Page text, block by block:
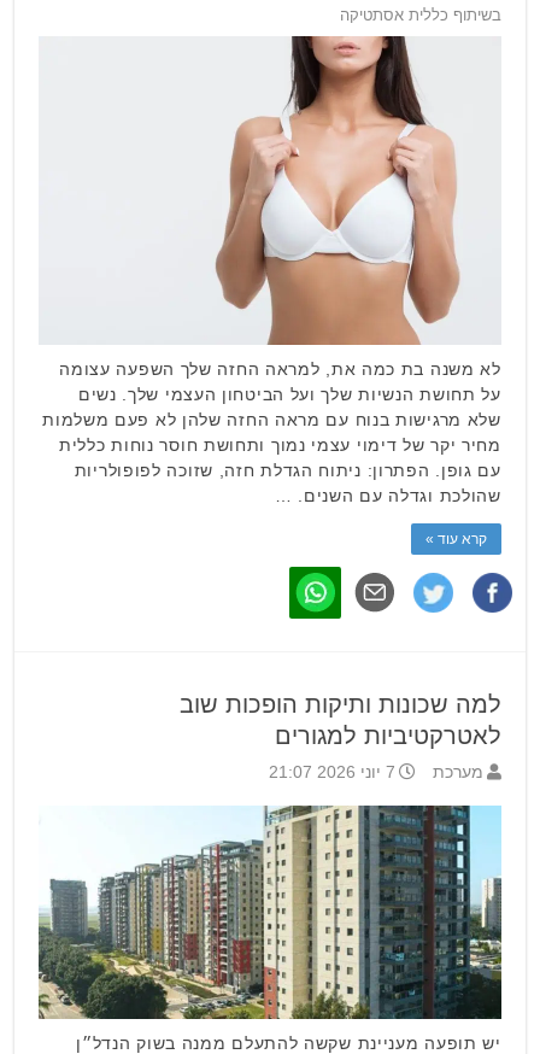
בשיתוף כללית אסתטיקה
לא משנה בת כמה את, למראה החזה שלך השפעה עצומה
על תחושת הנשיות שלך ועל הביטחון העצמי שלך. נשים
שלא מרגישות בנוח עם מראה החזה שלהן לא פעם משלמות
מחיר יקר של דימוי עצמי נמוך ותחושת חוסר נוחות כללית
עם גופן. הפתרון: ניתוח הגדלת חזה, שזוכה לפופולריות
שהולכת וגדלה עם השנים. …
קרא עוד »
למה שכונות ותיקות הופכות שוב
לאטרקטיביות למגורים
מערכת 7 יוני 2026 21:07
יש תופעה מעניינת שקשה להתעלם ממנה בשוק הנדל״ן